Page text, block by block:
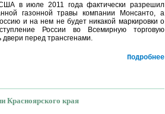
США в июле 2011 года фактически разрешил
газонной травы компании Монсанто, а
и на нем не будет никакой маркировки о
России во Всемирную торговую
перед трансгенами.
Подробнее
Красноярского края